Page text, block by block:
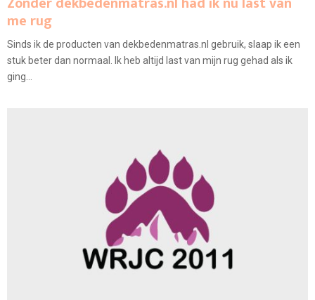
me rug
Sinds ik de producten van dekbedenmatras.nl gebruik, slaap ik een
stuk beter dan normaal. Ik heb altijd last van mijn rug gehad als ik
ging...